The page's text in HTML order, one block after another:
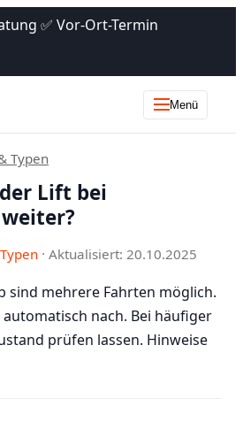
✅ Vor-Ort-Termin
Menü
Typen
Lift bei
· Aktualisiert: 20.10.2025
sind mehrere Fahrten möglich.
nach. Bei häufiger
prüfen lassen. Hinweise